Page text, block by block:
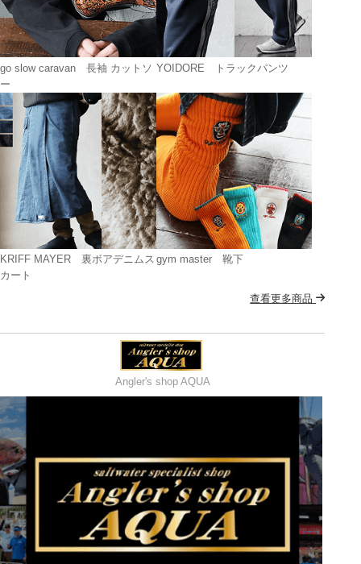
go slow caravan 長袖 カットソ
ー
YOIDORE トラックパンツ
KRIFF MAYER 裏ボアデニムス
カート
gym master 靴下
查看更多商品
Angler's shop AQUA